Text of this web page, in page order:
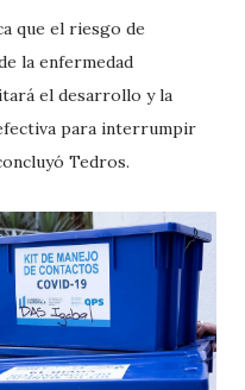
que el riesgo de
la enfermedad
el desarrollo y la
para interrumpir
Tedros.